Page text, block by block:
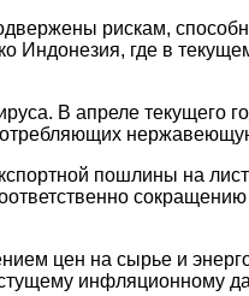
рискам,
где в
В апреле текущего
пошлины на
цен на сырье и
инфляционному